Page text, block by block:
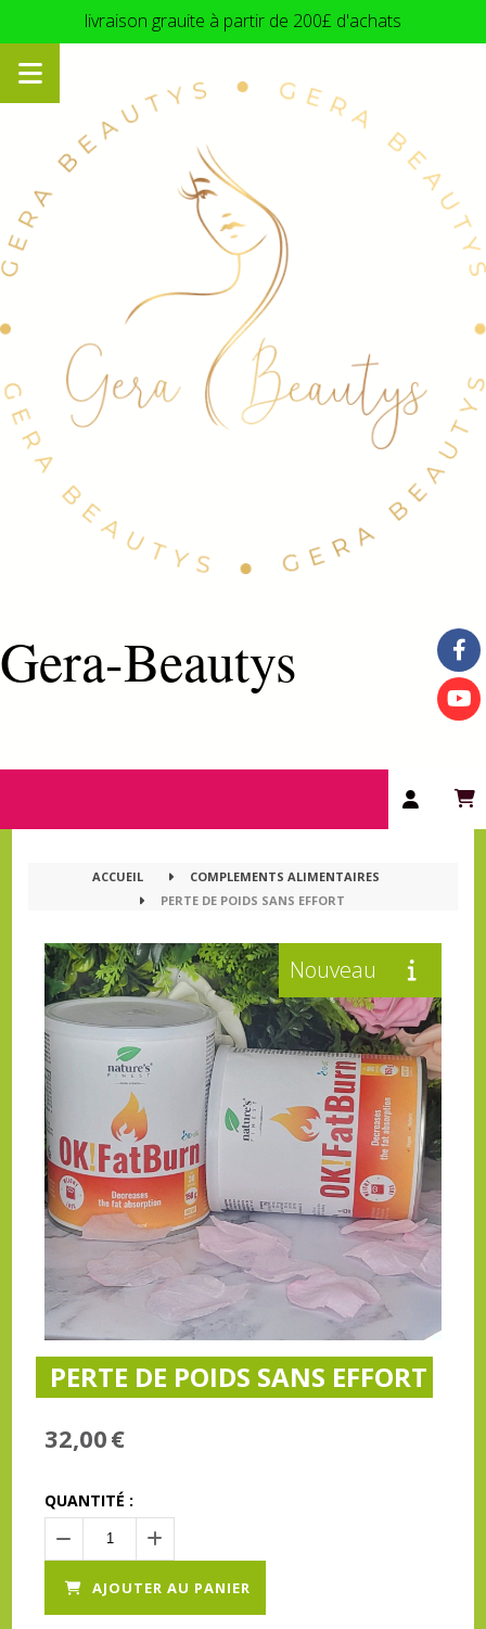
livraison grauite à partir de 200£ d'achats
Gera-Beautys
ACCUEIL
COMPLEMENTS ALIMENTAIRES
PERTE DE POIDS SANS EFFORT
PERTE DE POIDS SANS EFFORT
32,00€
QUANTITÉ :
AJOUTER AU PANIER